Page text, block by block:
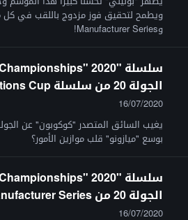
وManufacturer Series!
الجولة 20 من سلسلة Nations Cup | آسيا
16/07/2020
بوسع "ميازونو" قلب موازين الأمور؟
الجولة 20 من Manufacturer Series | آسيا
16/07/2020